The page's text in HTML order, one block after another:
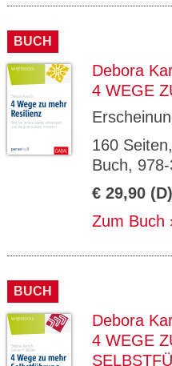
BUCH
Debora
4 WEGE
160
Buch,
€ 29,90 (D)
Zum Buch
BUCH
Debora
4 WEGE